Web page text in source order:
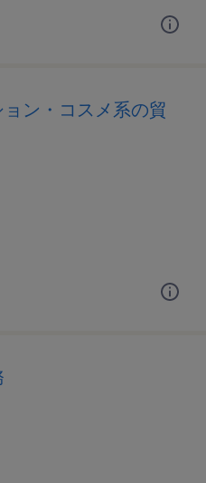
ン・コスメ系の貿